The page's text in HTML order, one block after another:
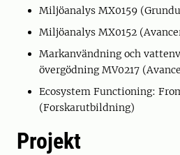
Miljöanalys MX0159
Miljöanalys MX0152
Markanvändning och
övergödning MV0217
Ecosystem Functioning:
(Forskarutbildning)
Projekt